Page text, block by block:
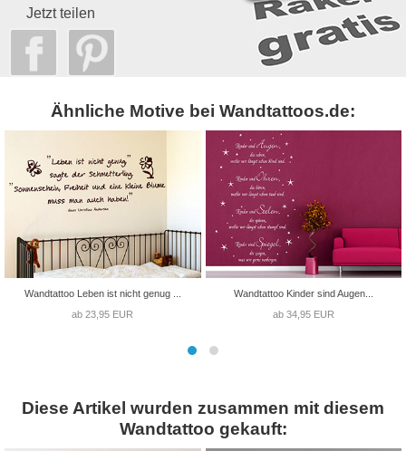
Jetzt teilen
Ähnliche Motive bei Wandtattoos.de:
Wandtattoo Leben ist nicht genug ...
ab 23,95 EUR
Wandtattoo Kinder sind Augen...
ab 34,95 EUR
Diese Artikel wurden zusammen mit diesem
Wandtattoo gekauft: